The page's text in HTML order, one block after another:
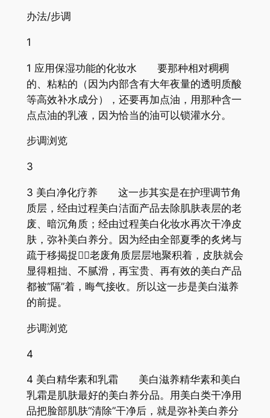
办法/步调
1
1 应用保湿功能的化妆水 要那种相对稠稠
的、粘粘的（因为内部含有大年夜量的透明质酸
等高效补水成分），还要再加点油，用那种含一
点点油的乳液，因为恰当的油可以锁灌水分。
步调浏览
3
3 美白净化疗养 这一步其实是在护理调节角
质层，经由过程美白洁面产品去除肌肤表层的老
废、暗沉角质；经由过程美白化妆水再次干净皮
肤，弥补美白养分。因为经由全部夏季的炙烤与
疏于移揭捉，老废角质层层地聚积着，皮肤就会
显得粗拙、不腻滑，再宝贵、再有效的美白产品
都被“隔”着，晦气接收。所以这一步是美白滋养
的前提。
步调浏览
4
4 美白精华素和乳霜 美白滋养精华素和美白
乳霜是肌肤最好的美白养分品。用美白类干净用
品把脸部肌肤“清除”干净后，就是弥补美白养分